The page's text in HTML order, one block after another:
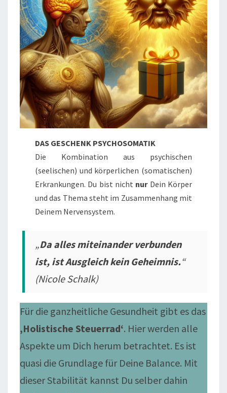
DAS GESCHENK PSYCHOSOMATIK
Die Kombination aus psychischen
(seelischen) und körperlichen (somatischen)
Erkrankungen. Du bist nicht nurDein Körper
und das Thema steht im Zusammenhang mit
Deinem Nervensystem.
„Da alles miteinander verbunden
ist, ist Ausgleich kein Geheimnis.“
(Nicole Schalk)
Für die ganzheitliche Gesundheit gibt es das
‚Holistische Steuerrad‘. Hier werden alle
Aspekte um Dich herum betrachtet. Es ist
quasi die Grundlage für Deine Balance. Mit
dieser Stabilität kannst Du selber dahin